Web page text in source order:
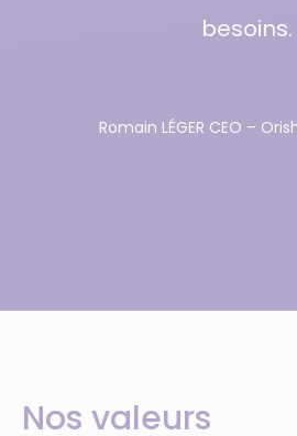
besoins.
Romain LÉGER CEO –
Nos valeurs